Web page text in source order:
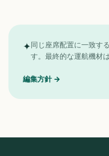
✦同じ座席配置に一致す
す。最終的な運航機材
編集方針→